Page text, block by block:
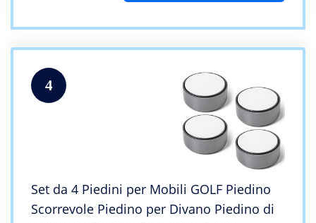
4
Set da 4 Piedini per Mobili GOLF Piedino
Scorrevole Piedino per Divano Piedino di